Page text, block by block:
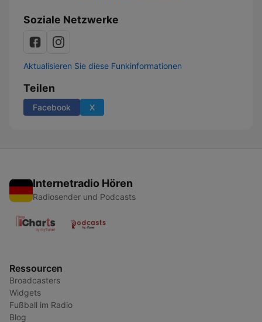
Soziale Netzwerke
Aktualisieren Sie diese Funkinformationen
Teilen
Facebook X
Internetradio Hören
Radiosender und Podcasts
Ressourcen
Broadcasters
Widgets
Fußball im Radio
Blog